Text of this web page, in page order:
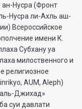
Нусра (Фронт
Нусра ли-Ахль аш-
Всероссийское
имени К.
Субхану уа
милоственного и
религиозное
AUM, Aleph)
Джихад»
суи давлати